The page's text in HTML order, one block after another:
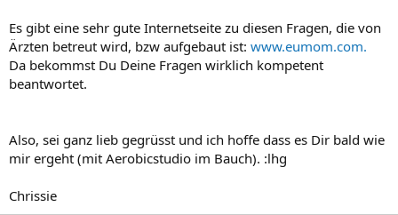
Es gibt eine sehr gute Internetseite zu diesen Fragen, die von
Ärzten betreut wird, bzw aufgebaut ist: www.eumom.com.
Da bekommst Du Deine Fragen wirklich kompetent
beantwortet.
Also, sei ganz lieb gegrüsst und ich hoffe dass es Dir bald wie
mir ergeht (mit Aerobicstudio im Bauch). :lhg
Chrissie